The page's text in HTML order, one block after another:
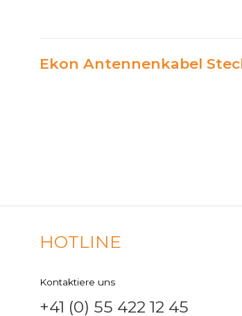
Ekon Antennenkabel
HOTLINE
Kontaktiere uns
+41 (0) 55 422 12 45